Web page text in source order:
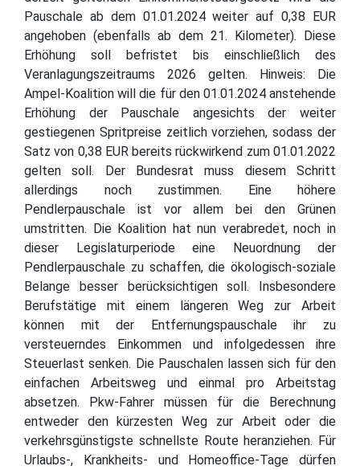
Pauschale ab dem 01.01.2024 weiter auf 0,38 EUR
angehoben (ebenfalls ab dem 21. Kilometer). Diese
Erhöhung soll befristet bis einschließlich des
Veranlagungszeitraums 2026 gelten. Hinweis: Die
Ampel-Koalition will die für den 01.01.2024 anstehende
Erhöhung der Pauschale angesichts der weiter
gestiegenen Spritpreise zeitlich vorziehen, sodass der
Satz von 0,38 EUR bereits rückwirkend zum 01.01.2022
gelten soll. Der Bundesrat muss diesem Schritt
allerdings noch zustimmen. Eine höhere
Pendlerpauschale ist vor allem bei den Grünen
umstritten. Die Koalition hat nun verabredet, noch in
dieser Legislaturperiode eine Neuordnung der
Pendlerpauschale zu schaffen, die ökologisch-soziale
Belange besser berücksichtigen soll. Insbesondere
Berufstätige mit einem längeren Weg zur Arbeit
können mit der Entfernungspauschale ihr zu
versteuerndes Einkommen und infolgedessen ihre
Steuerlast senken. Die Pauschalen lassen sich für den
einfachen Arbeitsweg und einmal pro Arbeitstag
absetzen. Pkw-Fahrer müssen für die Berechnung
entweder den kürzesten Weg zur Arbeit oder die
verkehrsgünstigste schnellste Route heranziehen. Für
Urlaubs-, Krankheits- und Homeoffice-Tage dürfen